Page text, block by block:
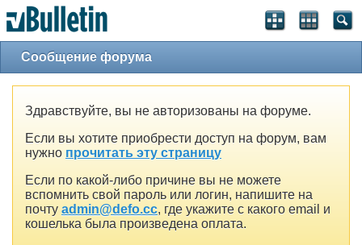
Сообщение форума
Здравствуйте, вы не авторизованы на форуме.
Если вы хотите приобрести доступ на форум, вам
нужно прочитать эту страницу
Если по какой-либо причине вы не можете
вспомнить свой пароль или логин, напишите на
почту admin@defo.cc, где укажите с какого email и
кошелька была произведена оплата.